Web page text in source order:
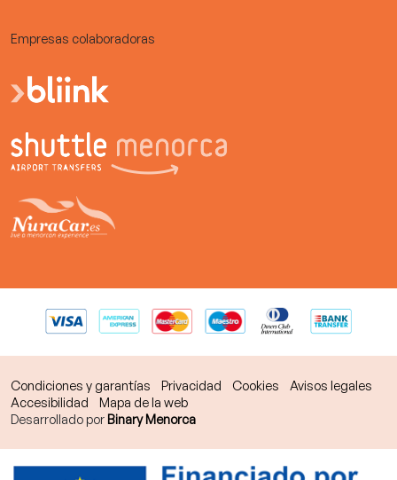
Empresas colaboradoras
Condiciones y garantías Privacidad Cookies
Avisos legales
Accesibilidad
Mapa de la web
Desarrollado porBinary Menorca